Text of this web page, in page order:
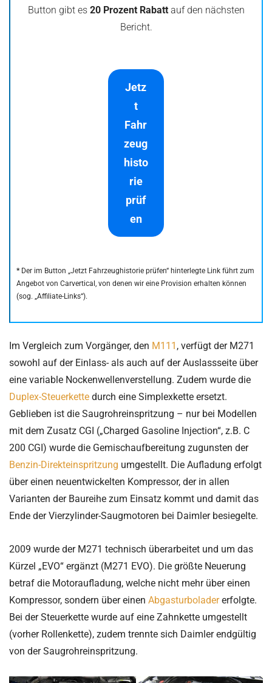
Button gibt es 20 Prozent Rabattauf den nächsten
Bericht.
Jetz
t
Fahr
zeug
histo
rie
prüf
en
*Der im Button „Jetzt Fahrzeughistorie prüfen“ hinterlegte Link führt zum
Angebot von Carvertical, von denen wir eine Provision erhalten können
(sog. „Affiliate-Links“).
Im Vergleich zum Vorgänger, den M111 , verfügt der M271
sowohl auf der Einlass- als auch auf der Auslassseite über
eine variable Nockenwellenverstellung. Zudem wurde die
Duplex-Steuerkette durch eine Simplexkette ersetzt.
Geblieben ist die Saugrohreinspritzung – nur bei Modellen
mit dem Zusatz CGI („Charged Gasoline Injection“, z.B. C
200 CGI) wurde die Gemischaufbereitung zugunsten der
Benzin-Direkteinspritzung umgestellt. Die Aufladung erfolgt
über einen neuentwickelten Kompressor, der in allen
Varianten der Baureihe zum Einsatz kommt und damit das
Ende der Vierzylinder-Saugmotoren bei Daimler besiegelte.
2009 wurde der M271 technisch überarbeitet und um das
Kürzel „EVO“ ergänzt (M271 EVO). Die größte Neuerung
betraf die Motoraufladung, welche nicht mehr über einen
Kompressor, sondern über einen Abgasturboladererfolgte.
Bei der Steuerkette wurde auf eine Zahnkette umgestellt
(vorher Rollenkette), zudem trennte sich Daimler endgültig
von der Saugrohreinspritzung.